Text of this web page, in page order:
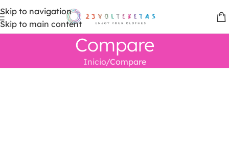
Skip to navigation
Skip to main content
Compare
Inicio Compare